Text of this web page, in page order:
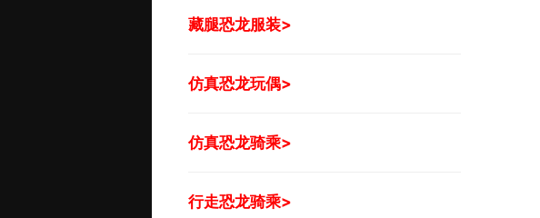
藏腿恐龙服装>
仿真恐龙玩偶>
仿真恐龙骑乘>
行走恐龙骑乘>